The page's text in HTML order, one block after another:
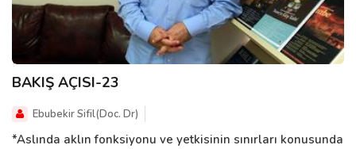
BAKIŞ AÇISI-23
Ebubekir Sifil(Doc. Dr)
*Aslında aklın fonksiyonu ve yetkisinin sınırları konusunda